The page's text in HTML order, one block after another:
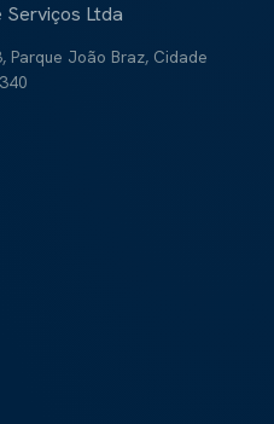
Serviços Ltda
Parque João Braz, Cidade